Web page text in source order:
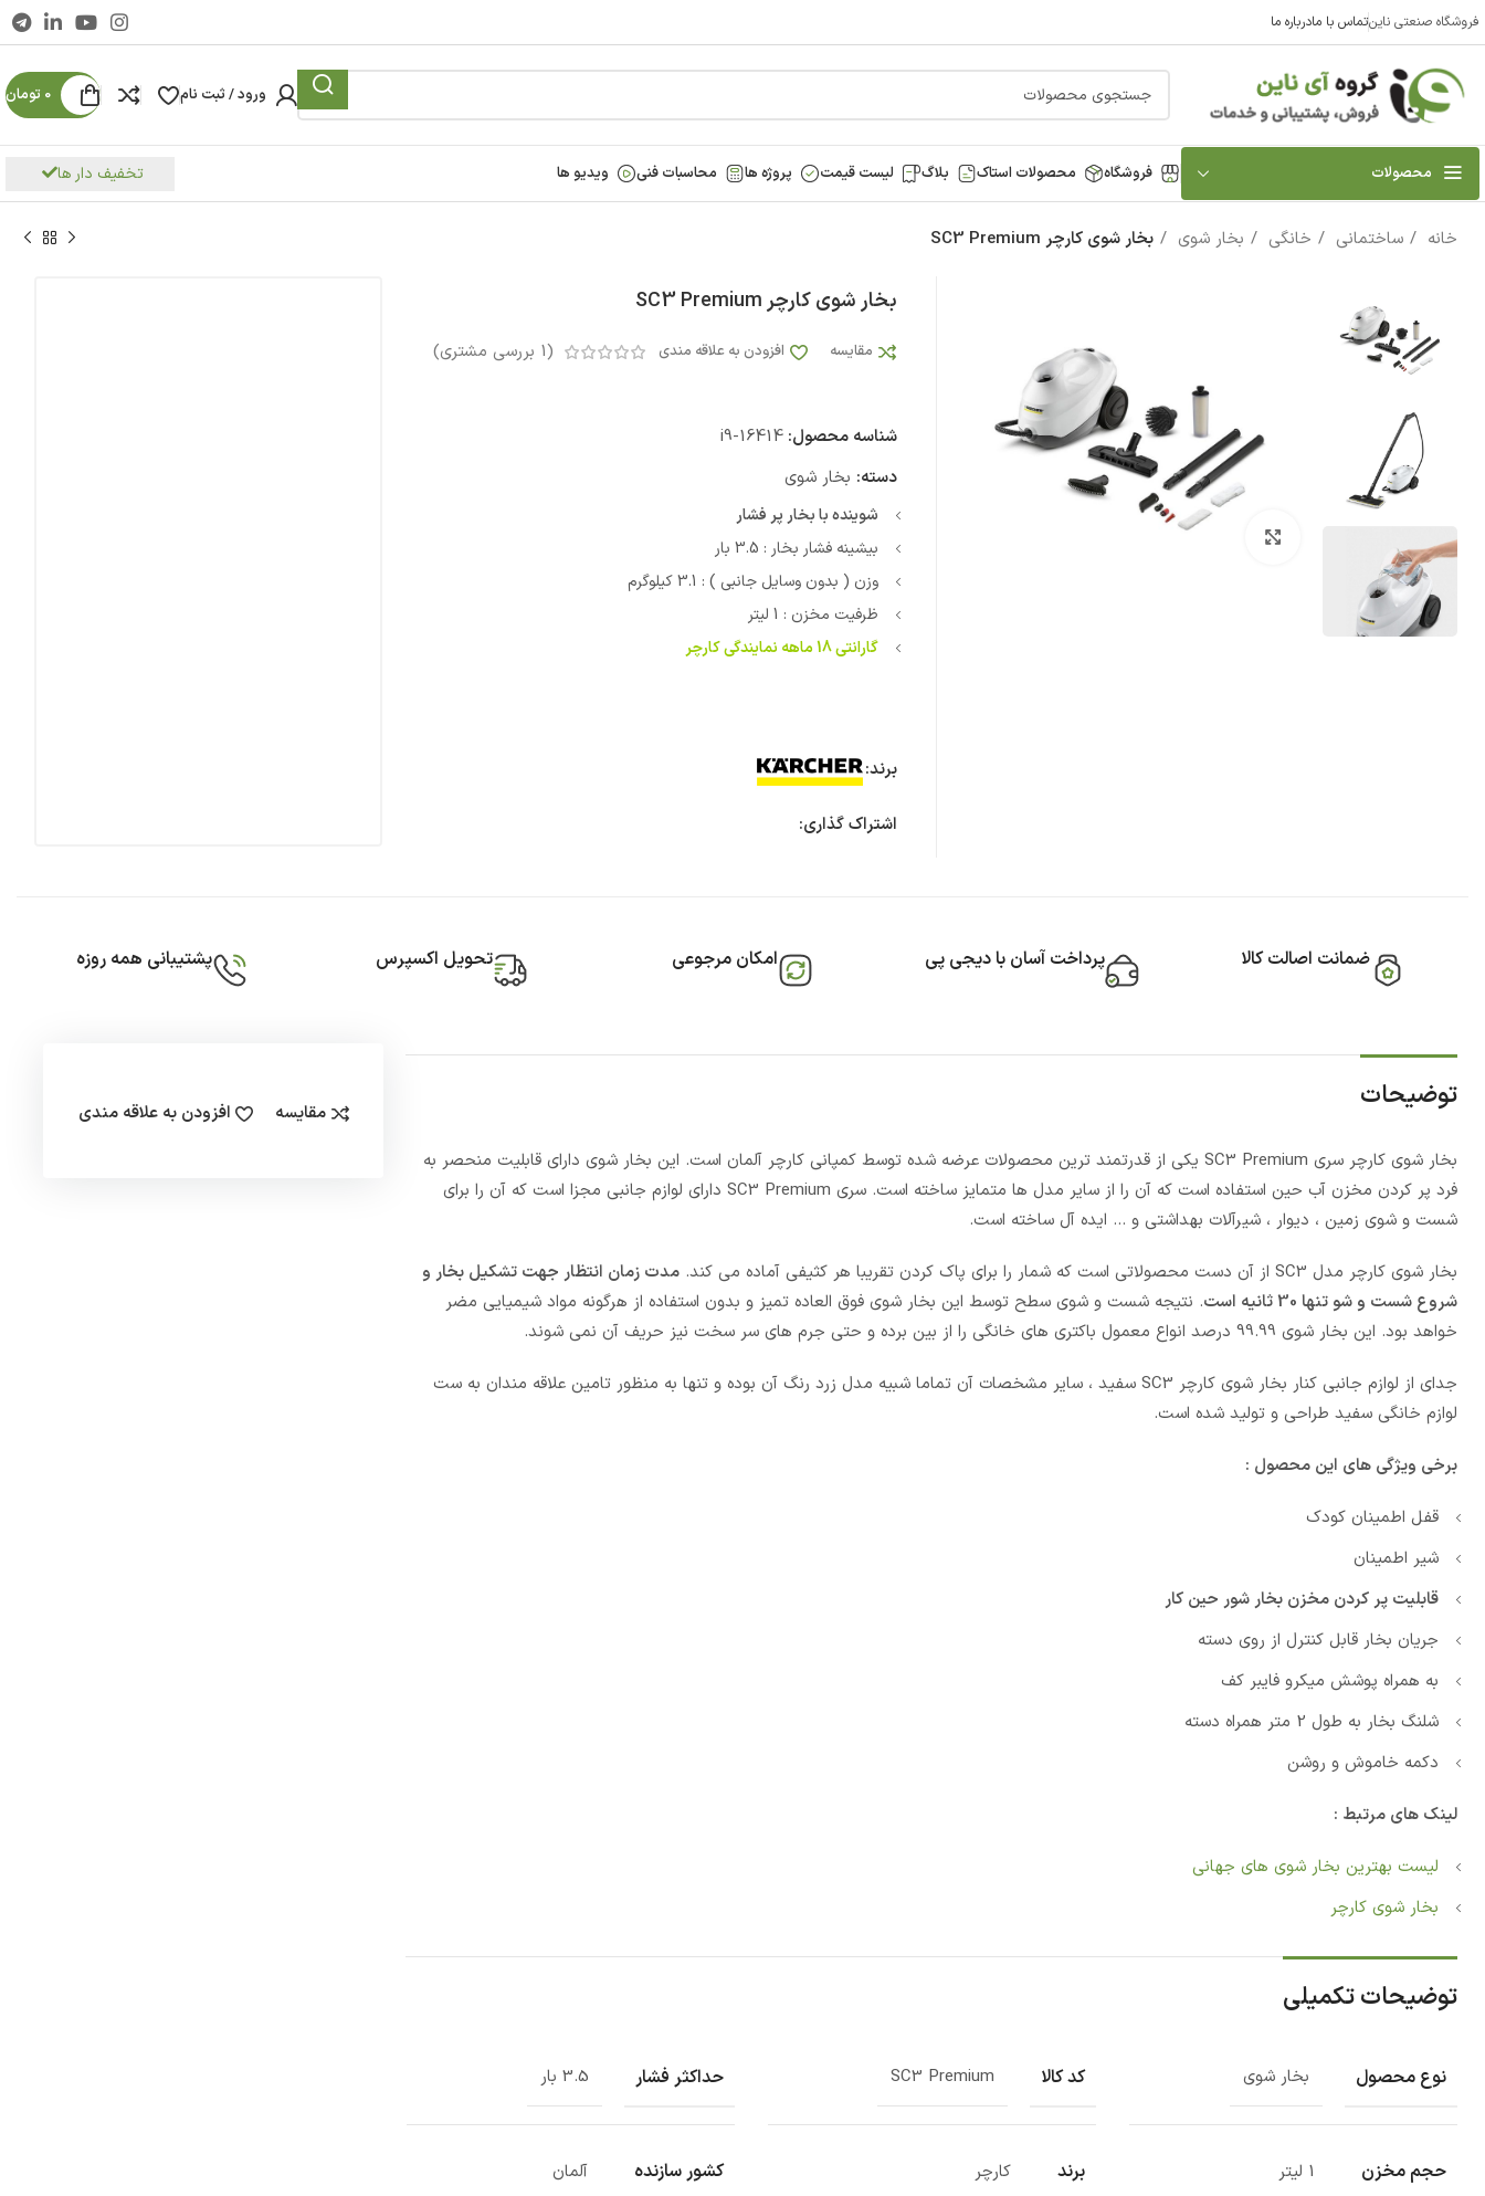
فروشگاه صنعتی ناینتماس با مادرباره ما
ورود / ثبت نام 0 تومان
محصولات فروشگاه محصولات استاک بلاگ لیست قیمت پروژه ها محاسبات فنی ویدیو ها تخفیف دار ها
خانه ساختمانی خانگی بخار شوی بخار شوی کارچر SC3 Premium
بزرگنمایی تصویر
بخار شوی کارچر SC3 Premium
مقایسه افزودن به علاقه مندی (
1 بررسی مشتری)
شناسه محصول:i9-16414
دسته: بخار شوی
شوینده با بخار پر فشار
بیشینه فشار بخار : 3.5 بار
وزن ( بدون وسایل جانبی ) : 3.1 کیلوگرم
ظرفیت مخزن : 1 لیتر
گارانتی 18 ماهه نمایندگی کارچر
برند:
اشتراک گذاری:
ضمانت اصالت کالا پرداخت آسان با دیجی پی امکان مرجوعی تحویل اکسپرس پشتیبانی همه روزه
توضیحات
بخار شوی کارچر سری SC3 Premium یکی از قدرتمند ترین محصولات عرضه شده توسط کمپانی کارچر آلمان است. این بخار شوی دارای قابلیت منحصر به
فرد پر کردن مخزن آب حین استفاده است که آن را از سایر مدل ها متمایز ساخته است. سری SC3 Premium دارای لوازم جانبی مجزا است که آن را برای
شست و شوی زمین ، دیوار ، شیرآلات بهداشتی و … ایده آل ساخته است.
بخار شوی کارچر مدل SC3 از آن دست محصولاتی است که شمار را برای پاک کردن تقریبا هر کثیفی آماده می کند.
مدت زمان انتظار جهت تشکیل بخار و
شروع شست و شو تنها 30 ثانیه است
. نتیجه شست و شوی سطح توسط این بخار شوی فوق العاده تمیز و بدون استفاده از هرگونه مواد شیمیایی مضر
خواهد بود. این بخار شوی 99.99 درصد انواع معمول باکتری های خانگی را از بین برده و حتی جرم های سر سخت نیز حریف آن نمی شوند.
جدای از لوازم جانبی کنار بخار شوی کارچر SC3 سفید ، سایر مشخصات آن تماما شبیه مدل زرد رنگ آن بوده و تنها به منظور تامین علاقه مندان به ست
لوازم خانگی سفید طراحی و تولید شده است.
برخی ویژگی های این محصول :
قفل اطمینان کودک
شیر اطمینان
قابلیت پر کردن مخزن بخار شور حین کار
جریان بخار قابل کنترل از روی دسته
به همراه پوشش میکرو فایبر کف
شلنگ بخار به طول 2 متر همراه دسته
دکمه خاموش و روشن
لینک های مرتبط :
لیست بهترین بخار شوی های جهانی
بخار شوی کارچر
توضیحات تکمیلی
نوع محصول بخار شوی کد کالا SC3 Premium حداکثر فشار 3.5 بار
حجم مخزن 1 لیتر برند کارچر کشور سازنده آلمان
مقایسه افزودن به علاقه مندی